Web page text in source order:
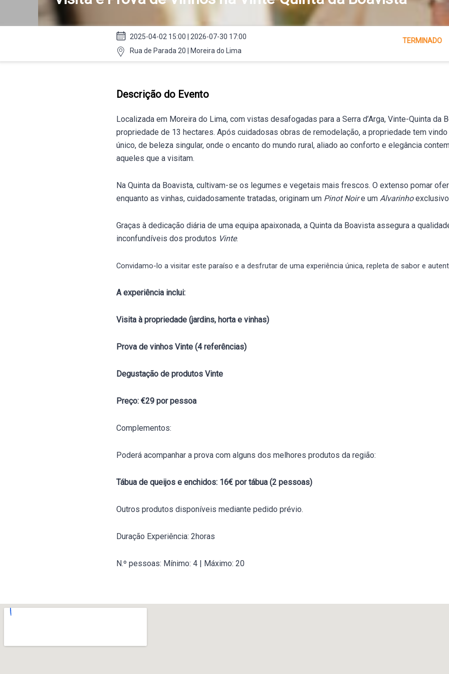
2025-04-02 15:00 | 2026-07-30 17:00
Rua de Parada 20 | Moreira do Lima
TERMINADO
Descrição do Evento
Localizada em Moreira do Lima, com vistas desafogadas para a Serra d’Arga, Vinte-Quinta da
propriedade de 13 hectares. Após cuidadosas obras de remodelação, a propriedade tem
único, de beleza singular, onde o encanto do mundo rural, aliado ao conforto e elegância
aqueles que a visitam.
Na Quinta da Boavista, cultivam-se os legumes e vegetais mais frescos. O extenso pomar
enquanto as vinhas, cuidadosamente tratadas, originam um Pinot Noire um Alvarinho
Graças à dedicação diária de uma equipa apaixonada, a Quinta da Boavista assegura a
inconfundíveis dos produtos Vinte.
Convidamo-lo a visitar este paraíso e a desfrutar de uma experiência única, repleta de sabor e
A experiência inclui:
Visita à propriedade (jardins, horta e vinhas)
Prova de vinhos Vinte (4 referências)
Degustação de produtos Vinte
Preço: €29 por pessoa
Complementos:
Poderá acompanhar a prova com alguns dos melhores produtos da região:
Tábua de queijos e enchidos: 16€ por tábua (2 pessoas)
Outros produtos disponíveis mediante pedido prévio.
Duração Experiência: 2horas
N.º pessoas: Mínimo: 4 | Máximo: 20